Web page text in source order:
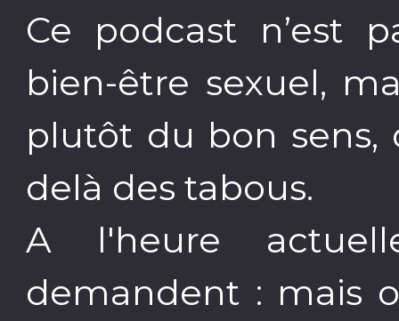
Ce podcast n’est
bien-être sexuel,
plutôt du bon sens,
delà des tabous.
A l'heure
demandent : mais